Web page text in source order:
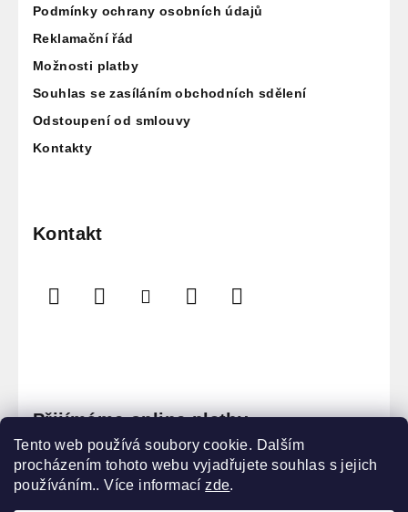
Tento web používá soubory cookie. Dalším
procházením tohoto webu vyjadřujete souhlas s jejich
používáním.. Více informacízde.
Podmínky ochrany osobních údajů
Reklamační řád
Možnosti platby
Souhlas se zasíláním obchodních sdělení
Odstoupení od smlouvy
Kontakty
Kontakt
Přijímáme online platby